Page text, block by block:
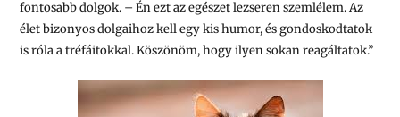
fontosabb dolgok. – Én ezt az egészet lezseren szemlélem. Az
élet bizonyos dolgaihoz kell egy kis humor, és gondoskodtatok
is róla a tréfáitokkal. Köszönöm, hogy ilyen sokan reagáltatok.”